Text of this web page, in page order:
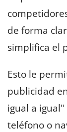
de forma
simplifica el
Esto le
publicidad
igual a
teléfono o